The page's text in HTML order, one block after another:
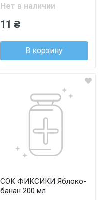
Нет в наличии
11 ₴
В корзину
СОК ФИКСИКИ Яблоко-
банан 200 мл